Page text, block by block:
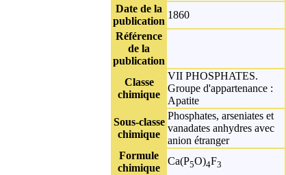
Date de la
publication
1860
Référence
de la
publication
Classe
chimique
VII PHOSPHATES.
Groupe d'appartenance :
Apatite
Sous-classe
chimique
Phosphates, arseniates et
vanadates anhydres avec
anion étranger
Formule
chimique
Ca(P5O)4F3